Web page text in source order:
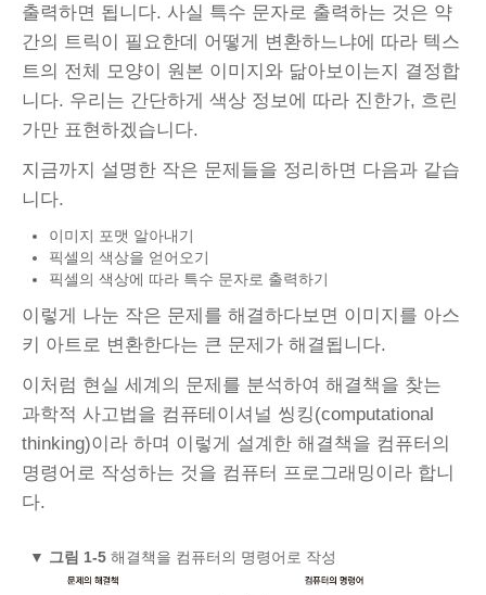
출력하면 됩니다. 사실 특수 문자로 출력하는 것은 약
간의 트릭이 필요한데 어떻게 변환하느냐에 따라 텍스
트의 전체 모양이 원본 이미지와 닮아보이는지 결정합
니다. 우리는 간단하게 색상 정보에 따라 진한가, 흐린
가만 표현하겠습니다.
지금까지 설명한 작은 문제들을 정리하면 다음과 같습
니다.
이미지 포맷 알아내기
픽셀의 색상을 얻어오기
픽셀의 색상에 따라 특수 문자로 출력하기
이렇게 나눈 작은 문제를 해결하다보면 이미지를 아스
키 아트로 변환한다는 큰 문제가 해결됩니다.
이처럼 현실 세계의 문제를 분석하여 해결책을 찾는
과학적 사고법을 컴퓨테이셔널 씽킹(computational
thinking)이라 하며 이렇게 설계한 해결책을 컴퓨터의
명령어로 작성하는 것을 컴퓨터 프로그래밍이라 합니
다.
▼ 그림 1-5해결책을 컴퓨터의 명령어로 작성